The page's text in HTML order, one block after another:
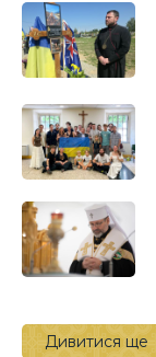
Дивитися ще